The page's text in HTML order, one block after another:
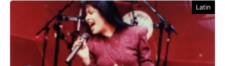
Latin